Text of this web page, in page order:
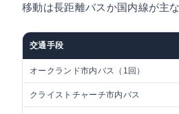
移動は長距離バスか国内線が主
交通手段
オークランド市内バス（1回）
クライストチャーチ市内バス